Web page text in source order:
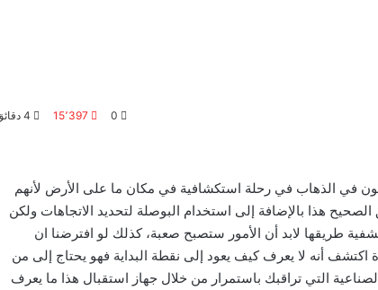
0 15٬397
في الذهاب في رحلة استكشافية في مكان ما على الأرض لأنهم
هذا بالإضافة إلى استخدام البوصلة لتحديد الاتجاهات ولكن
طريقها لابد أن الأمور ستصبح صعبة، كذلك لو افترضنا ان
أنه لا يعرف كيف يعود إلى نقطة البداية فهو يحتاج إلى من
التي تراقبك باستمرار من خلال جهاز استقبال هذا ما يعرف